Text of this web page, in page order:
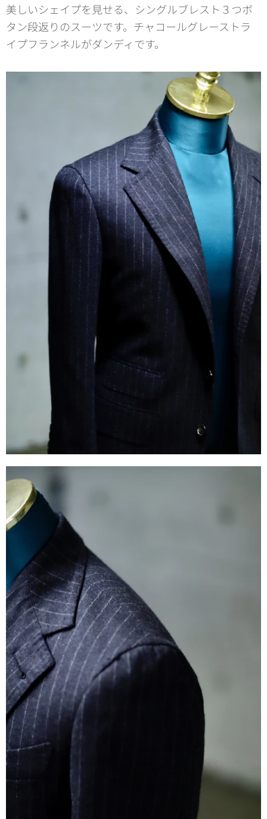
美しいシェイプを見せる、シングルブレスト３つボ
タン段返りのスーツです。チャコールグレーストラ
イプフランネルがダンディです。